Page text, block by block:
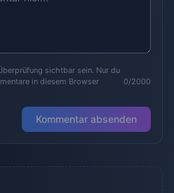
sichtbar sein. Nur du
in diesem Browser
0/2000
Kommentar absenden